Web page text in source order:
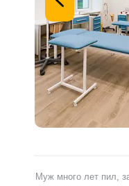
Муж много лет пил,